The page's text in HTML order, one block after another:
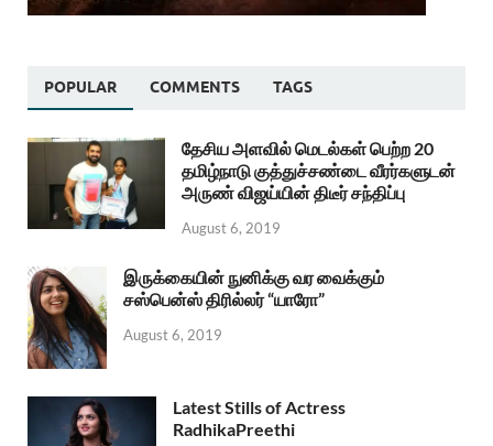
POPULAR COMMENTS TAGS
தேசிய அளவில் மெடல்கள் பெற்ற 20
தமிழ்நாடு குத்துச்சண்டை வீரர்களுடன்
அருண் விஜய்யின் திடீர் சந்திப்பு
August 6, 2019
இருக்கையின் நுனிக்கு வர வைக்கும்
சஸ்பென்ஸ் திரில்லர் “யாரோ”
August 6, 2019
Latest Stills of Actress
RadhikaPreethi